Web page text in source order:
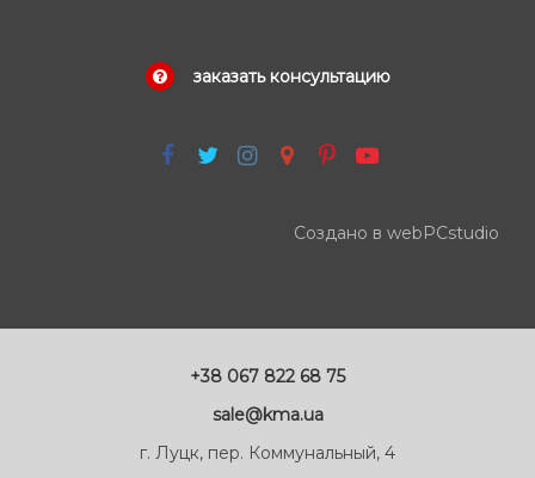
заказать консультацию
Создано в webPCstudio
+38 067 822 68 75
sale@kma.ua
г. Луцк, пер. Коммунальный, 4